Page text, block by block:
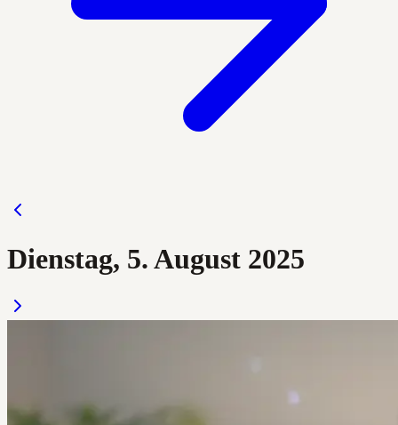
Dienstag, 5. August 2025